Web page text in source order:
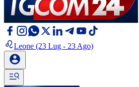
Leone (23 Lug - 23 Ago)